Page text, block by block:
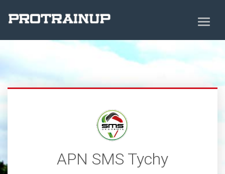
APN SMS Tychy